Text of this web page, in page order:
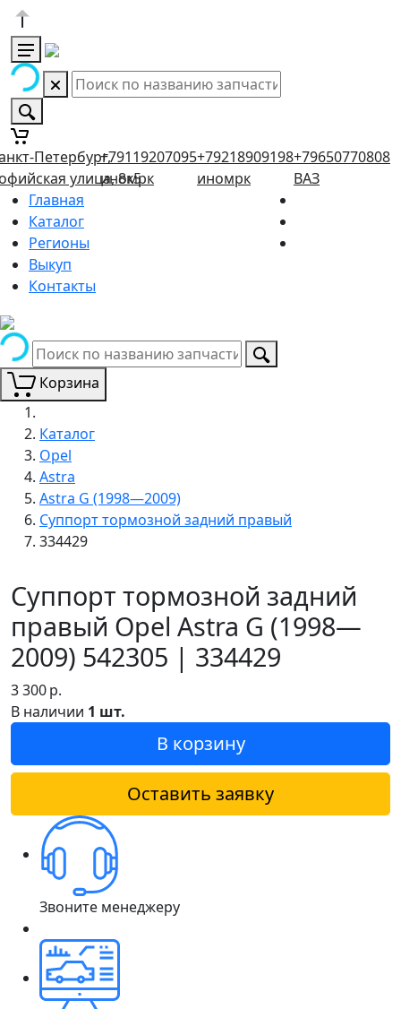
Петербург,
улица, 8к5
+79119207095
иномрк
+79218909198
иномрк
+79650770808
ВАЗ
Главная
Каталог
Регионы
Выкуп
Контакты
Корзина
Каталог
Opel
Astra
Astra G (1998—2009)
Суппорт тормозной задний правый
334429
Суппорт тормозной задний
правый Opel Astra G (1998—
2009) 542305 | 334429
3 300р.
В наличии 1 шт.
В корзину
Оставить заявку
Звоните менеджеру